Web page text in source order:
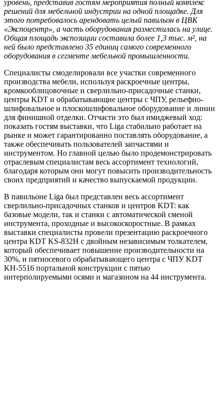
уровень, представив гостям мероприятия полный комплекс
решений для мебельной индустрии на одной площадке. Для
этого потребовалось арендовать целый павильон в ЦВК
«Экспоцентр», а часть оборудования разместилась на улице.
Общая площадь экспозиции составила более 1,3 тыс. м², на
ней было представлено 35 единиц самого современного
оборудования в сегменте мебельной промышленности.
Специалисты смоделировали все участки современного
производства мебели, используя раскроечные центры,
кромкооблицовочные и сверлильно-присадочные станки,
центры KDT и обрабатывающие центры с ЧПУ, рельефно-
шлифовальное и плоскошлифовальное оборудование и линии
для финишной отделки. Отчасти это был имиджевый ход:
показать гостям выставки, что Liga стабильно работает на
рынке и может гарантированно поставлять оборудование, а
также обеспечивать пользователей запчастями и
инструментом. Но главной целью было продемонстрировать
отраслевым специалистам весь ассортимент технологий,
благодаря которым они могут повысить производительность
своих предприятий и качество выпускаемой продукции.
В павильоне Liga был представлен весь ассортимент
сверлильно-присадочных станков и центров KDT: как
базовые модели, так и станки с автоматической сменой
инструмента, проходные и высокоскоростные. В рамках
выставки специалисты провели презентацию раскроечного
центра KDT KS-832H с двойным независимым толкателем,
который обеспечивает повышение производительности на
30%, и пятиосевого обрабатывающего центра с ЧПУ KDT
KH-5516 портальной конструкции с пятью
интерполируемыми осями и магазином на 44 инструмента.